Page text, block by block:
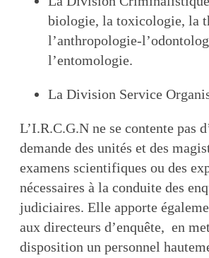
biologie, la toxicologie, la
l’anthropologie-
l’entomologie.
La Division Service
L’I.R.C.G.N ne se contente pas
demande des unités et des
examens scientifiques ou des
nécessaires à la conduite des
judiciaires. Elle apporte
aux directeurs d’enquête, en
disposition un personnel